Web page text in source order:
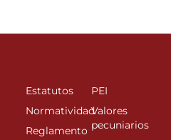
Estatutos
Normatividad
Reglamento
PEI
Valores
pecuniarios